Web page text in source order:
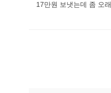
17만원 보냇는데 좀 오